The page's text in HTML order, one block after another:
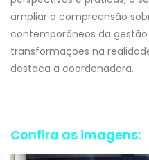
ampliar a compreensão
contemporâneos da
transformações na
destaca a coordenadora.
Confira as imagens: